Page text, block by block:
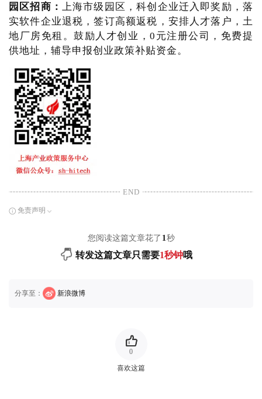
园区招商： 上海市级园区，科创企业迁入即奖励，落
实软件企业退税，签订高额返税，安排人才落户，土
地厂房免租。鼓励人才创业，0元注册公司，免费提
供地址，辅导申报创业政策补贴资金。
END
免责声明
您阅读这篇文章花了 1 秒
转发这篇文章只需要1秒钟哦
分享至： 新浪微博
喜欢这篇
0